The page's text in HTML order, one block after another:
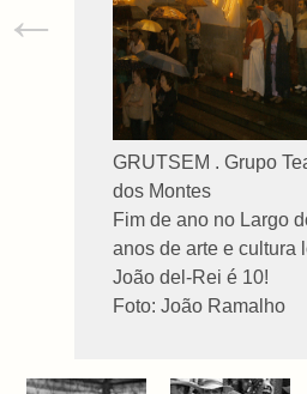
GRUTSEM . Grupo
dos Montes
Fim de ano no Largo
anos de arte e cultura
João del-Rei é 10!
Foto: João Ramalho
←